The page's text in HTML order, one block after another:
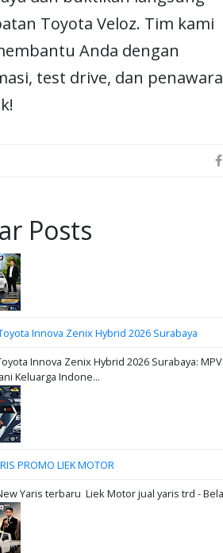
Toyota Veloz. Tim kami
Anda dengan
test drive, dan
Posts
Innova Zenix Hybrid 2026 Surabaya
Innova Zenix Hybrid 2026 Surabaya:
Keluarga Indone...
PROMO LIEK MOTOR
Yaris terbaru Liek Motor jual yaris trd -